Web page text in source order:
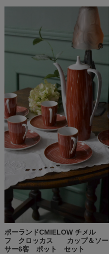
ポーランドCMIELOW チメル
フ クロッカス カップ＆ソー
サー6客 ポット セット